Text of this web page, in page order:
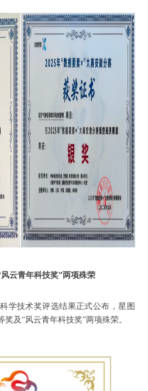
风云青年科技奖”两项殊荣
学技术奖评选结果正式公布，星图
及“风云青年科技奖”两项殊荣。